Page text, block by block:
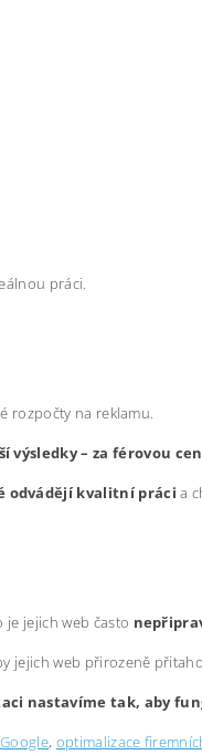
práci.
rozpočty na reklamu.
– za férovou
odvádějí kvalitní práci a
jejich web často
jejich web přirozeně
nastavíme tak, aby
, optimalizace